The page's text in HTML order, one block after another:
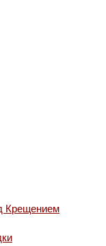
Крещением